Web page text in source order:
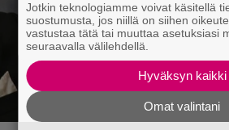
Jotkin teknologiamme voivat käsitellä
suostumusta, jos niillä on siihen
vastustaa tätä tai muuttaa asetuksiasi
seuraavalla välilehdellä.
Hyväksyn kaikki
Omat valintani